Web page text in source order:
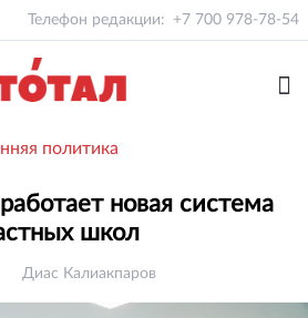
Телефон редакции: +7 700 978-78-54
политика
новая система
школ
Диас Калиакпаров